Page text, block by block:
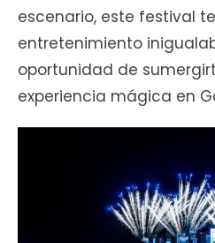
escenario, este festival
entretenimiento
oportunidad de
experiencia mágica en